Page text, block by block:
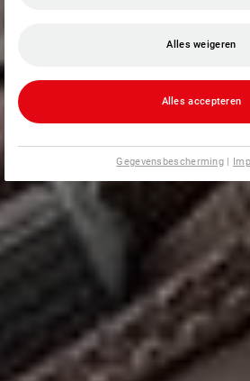
Alles weigeren
Alles accepteren
Gegevensbescherming |